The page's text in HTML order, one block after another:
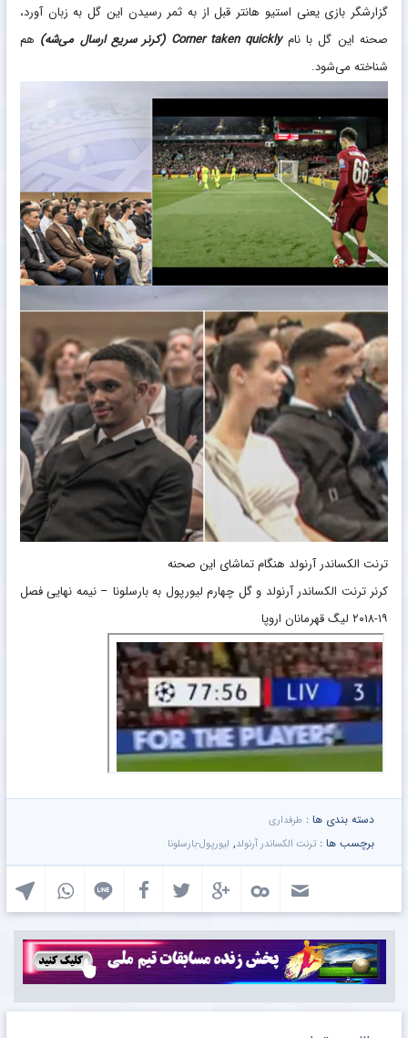
گزارشگر بازی یعنی استیو هانتر قبل از به ثمر رسیدن این گل به زبان آورد،
صحنه این گل با نامCorner taken quickly (کرنر سریع ارسال می‌شه)
هم
شناخته می‌شود.
ترنت الکساندر آرنولد هنگام تماشای این صحنه
کرنر ترنت الکساندر آرنولد و گل چهارم لیورپول به بارسلونا – نیمه نهایی فصل
۱۹-۲۰۱۸ لیگ قهرمانان اروپا
دسته بندی ها : طرفداری
برچسب ها : ترنت الکساندر آرنولد, لیورپول-بارسلونا